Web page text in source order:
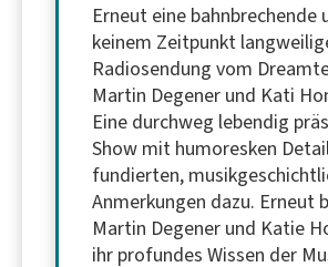
Erneut eine bahnbrechende
keinem Zeitpunkt
Radiosendung vom
Martin Degener und Kati
Eine durchweg lebendig
Show mit humoresken
fundierten,
Anmerkungen dazu. Erneut
Martin Degener und Katie
ihr profundes Wissen der